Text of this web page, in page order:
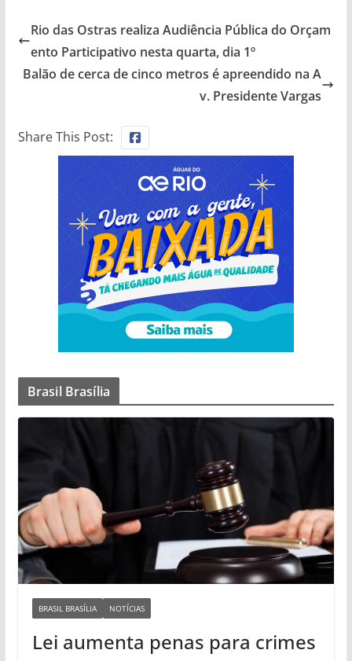
Rio das Ostras realiza Audiência Pública do Orçam
ento Participativo nesta quarta, dia 1º
Balão de cerca de cinco metros é apreendido na A
v. Presidente Vargas
Share This Post:
Brasil Brasília
BRASIL BRASÍLIA NOTÍCIAS
Lei aumenta penas para crimes